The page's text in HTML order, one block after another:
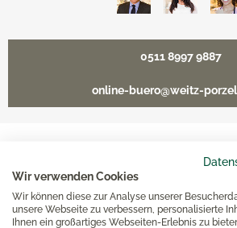
Wir verwenden Cookies
Wir können diese zur Analyse unserer
unsere Webseite zu verbessern, personalisierte
Ihnen ein großartiges Webseiten-Erlebnis zu
0511 8997 9887
online-buero@weitz-
Unsere Häuser
Hannover